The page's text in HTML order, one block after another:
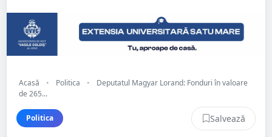
Acasă • Politica •
Deputatul Magyar Lorand: Fonduri în valoare
de 265...
Politica Salvează